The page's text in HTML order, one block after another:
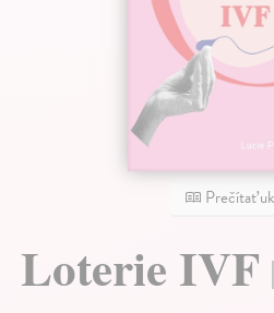
Prečítať
Loterie IVF